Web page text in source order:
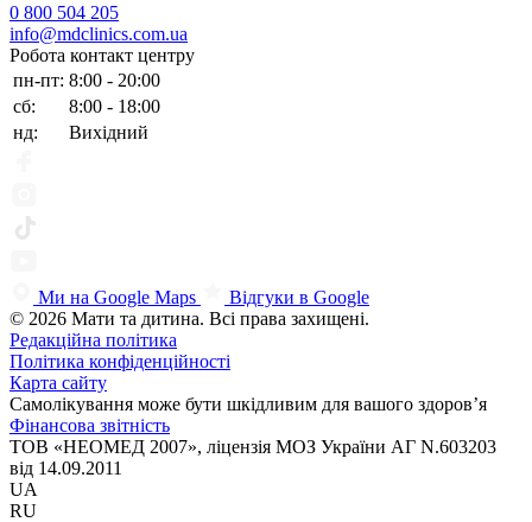
0 800 504 205
info@mdclinics.com.ua
Робота контакт центру
пн-пт: 8:00 - 20:00
сб:
8:00 - 18:00
нд:
Вихідний
Ми на Google Maps
Відгуки в Google
© 2026 Мати та дитина. Всі права захищені.
Редакційна політика
Політика конфіденційності
Карта сайту
Самолікування може бути шкідливим для вашого здоров’я
Фінансова звітність
ТОВ «НЕОМЕД 2007», ліцензія МОЗ України АГ N.603203
від 14.09.2011
UA
RU